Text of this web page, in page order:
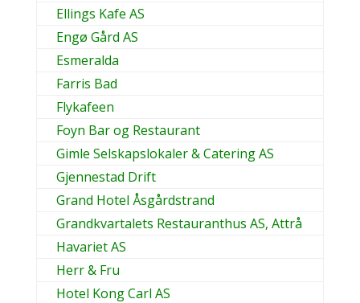
Ellings Kafe AS
Engø Gård AS
Esmeralda
Farris Bad
Flykafeen
Foyn Bar og Restaurant
Gimle Selskapslokaler & Catering AS
Gjennestad Drift
Grand Hotel Åsgårdstrand
Grandkvartalets Restauranthus AS, Attrå
Havariet AS
Herr & Fru
Hotel Kong Carl AS